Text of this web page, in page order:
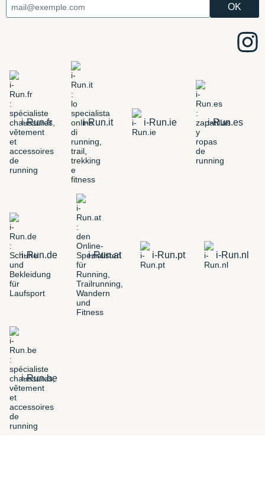
i-Run.fr i-Run.it i-Run.ie i-Run.es
i-Run.de i-Run.at i-Run.pt i-Run.nl
i-Run.be